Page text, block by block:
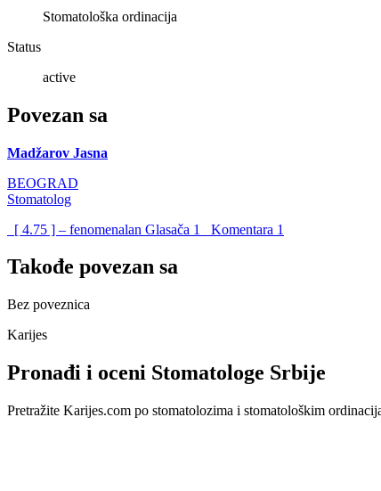
Stomatološka ordinacija
Status
active
Povezan sa
Madžarov Jasna
BEOGRAD
Stomatolog
[ 4.75 ] – fenomenalan Glasača 1 Komentara 1
Takođe povezan sa
Bez poveznica
Karijes
Pronađi i oceni Stomatologe Srbije
Pretražite Karijes.com po stomatolozima i stomatološkim